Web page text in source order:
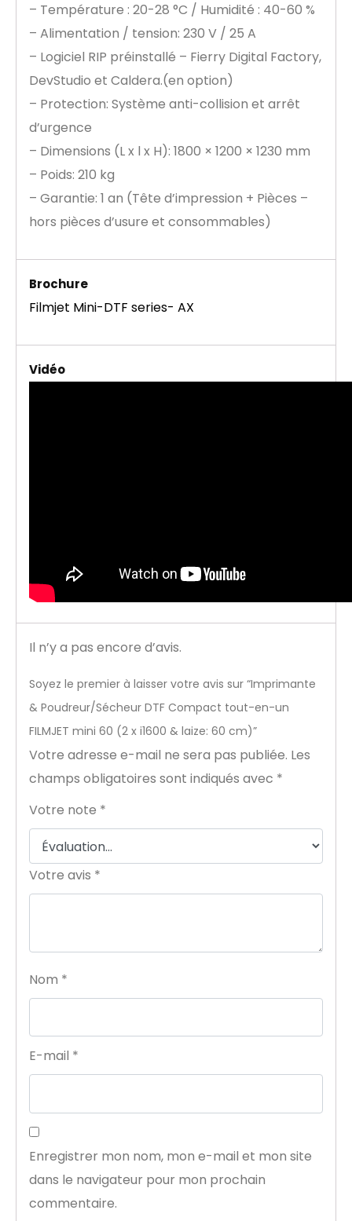
– Température : 20-28 °C / Humidité : 40-60 %
– Alimentation / tension: 230 V / 25 A
– Logiciel RIP préinstallé – Fierry Digital Factory,
DevStudio et Caldera.(en option)
– Protection: Système anti-collision et arrêt
d’urgence
– Dimensions (L x l x H): 1800 × 1200 × 1230 mm
– Poids: 210 kg
– Garantie: 1 an (Tête d’impression + Pièces –
hors pièces d’usure et consommables)
Brochure
Filmjet Mini-DTF series- AX
Vidéo
Il n’y a pas encore d’avis.
Soyez le premier à laisser votre avis sur “Imprimante
& Poudreur/Sécheur DTF Compact tout-en-un
FILMJET mini 60 (2 x i1600 & laize: 60 cm)”
Votre adresse e-mail ne sera pas publiée. Les
champs obligatoires sont indiqués avec *
Votre note *
Votre avis *
Nom *
E-mail *
Enregistrer mon nom, mon e-mail et mon site
dans le navigateur pour mon prochain
commentaire.